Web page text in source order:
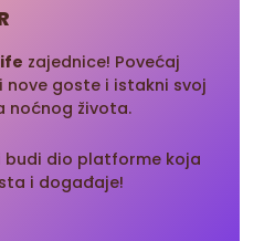
zajednice! Povećaj
nove goste i istakni svoj
noćnog života.
budi dio platforme koja
i događaje!